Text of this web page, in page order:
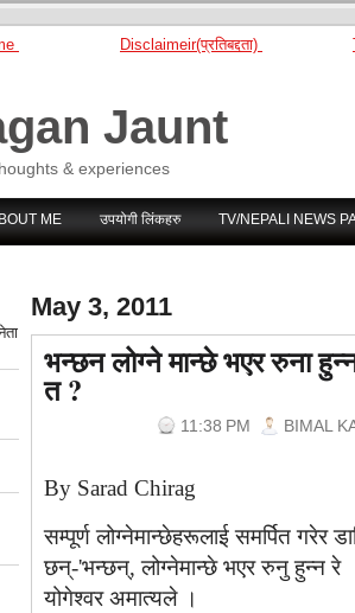
Disclaimeir(प्रतिबद्दता)
Jaunt
& experiences
ME उपयोगी लिंकहरु TV/NEPALI NEWS
May 3, 2011
भन्छन लोग्ने मान्छे भएर रुना
त ?
11:38 PM BIMAL
By Sarad Chirag
सम्पूर्ण लोग्नेमान्छेहरूलाई समर्पित गरेर
छन्-'भन्छन्, लोग्नेमान्छे भएर रुनु हुन्न रे
योगेश्वर अमात्यले ।